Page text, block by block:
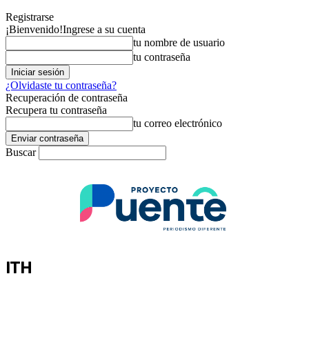
Registrarse
¡Bienvenido!Ingrese a su cuenta
tu nombre de usuario
tu contraseña
¿Olvidaste tu contraseña?
Recuperación de contraseña
Recupera tu contraseña
tu correo electrónico
Buscar
ITH